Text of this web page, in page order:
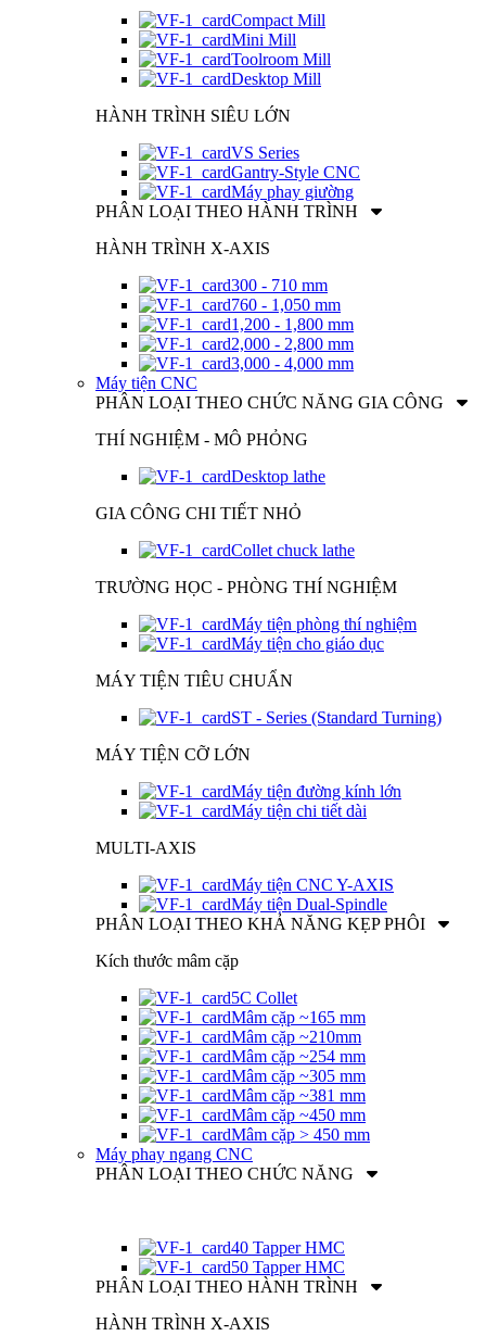
Compact Mill
Mini Mill
Toolroom Mill
Desktop Mill
HÀNH TRÌNH SIÊU LỚN
VS Series
Gantry-Style CNC
Máy phay giường
PHÂN LOẠI THEO HÀNH TRÌNH
HÀNH TRÌNH X-AXIS
300 - 710 mm
760 - 1,050 mm
1,200 - 1,800 mm
2,000 - 2,800 mm
3,000 - 4,000 mm
Máy tiện CNC
PHÂN LOẠI THEO CHỨC NĂNG GIA CÔNG
THÍ NGHIỆM - MÔ PHỎNG
Desktop lathe
GIA CÔNG CHI TIẾT NHỎ
Collet chuck lathe
TRƯỜNG HỌC - PHÒNG THÍ NGHIỆM
Máy tiện phòng thí nghiệm
Máy tiện cho giáo dục
MÁY TIỆN TIÊU CHUẨN
ST - Series (Standard Turning)
MÁY TIỆN CỠ LỚN
Máy tiện đường kính lớn
Máy tiện chi tiết dài
MULTI-AXIS
Máy tiện CNC Y-AXIS
Máy tiện Dual-Spindle
PHÂN LOẠI THEO KHẢ NĂNG KẸP PHÔI
Kích thước mâm cặp
5C Collet
Mâm cặp ~165 mm
Mâm cặp ~210mm
Mâm cặp ~254 mm
Mâm cặp ~305 mm
Mâm cặp ~381 mm
Mâm cặp ~450 mm
Mâm cặp > 450 mm
Máy phay ngang CNC
PHÂN LOẠI THEO CHỨC NĂNG
40 Tapper HMC
50 Tapper HMC
PHÂN LOẠI THEO HÀNH TRÌNH
HÀNH TRÌNH X-AXIS